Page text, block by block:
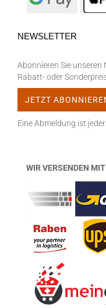
NEWSLETTER
Abonnieren Sie unseren
Rabatt- oder
Eine Abmeldung ist
WIR VERSENDEN MIT